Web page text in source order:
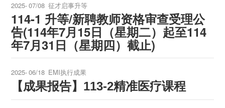
2025-07/08 征才启事升等
114-1 升等/新聘教师资格审查受理公
告(114年7月15日（星期二）起至114
年7月31日（星期四）截止)
2025-06/18 EMI执行成果
【成果报告】 113-2精准医疗课程